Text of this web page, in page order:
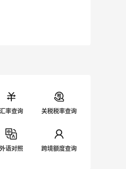
汇率查询 关税税率查询
外语对照 跨境额度查询